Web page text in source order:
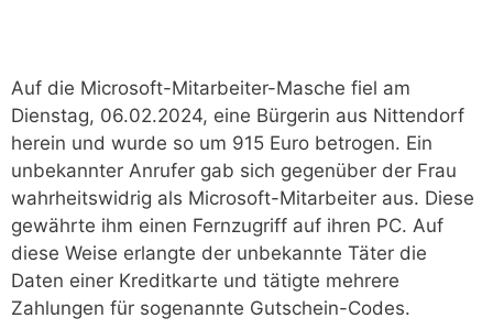
Auf die Microsoft-Mitarbeiter-Masche fiel am
Dienstag, 06.02.2024, eine Bürgerin aus Nittendorf
herein und wurde so um 915 Euro betrogen. Ein
unbekannter Anrufer gab sich gegenüber der Frau
wahrheitswidrig als Microsoft-Mitarbeiter aus. Diese
gewährte ihm einen Fernzugriff auf ihren PC. Auf
diese Weise erlangte der unbekannte Täter die
Daten einer Kreditkarte und tätigte mehrere
Zahlungen für sogenannte Gutschein-Codes.